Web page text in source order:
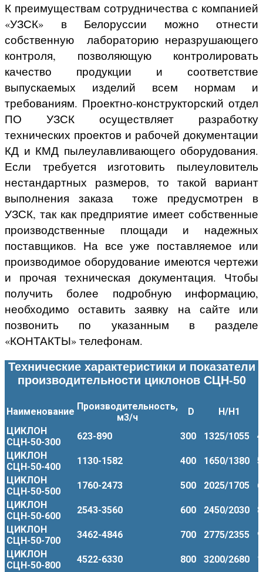
К преимуществам сотрудничества с компанией
«УЗСК» в Белоруссии можно отнести
собственную лабораторию неразрушающего
контроля, позволяющую контролировать
качество продукции и соответствие
выпускаемых изделий всем нормам и
требованиям. Проектно-конструкторский отдел
ПО УЗСК осуществляет разработку
технических проектов и рабочей документации
КД и КМД пылеулавливающего оборудования.
Если требуется изготовить пылеуловитель
нестандартных размеров, то такой вариант
выполнения заказа тоже предусмотрен в
УЗСК, так как предприятие имеет собственные
производственные площади и надежных
поставщиков. На все уже поставляемое или
производимое оборудование имеются чертежи
и прочая техническая документация. Чтобы
получить более подробную информацию,
необходимо оставить заявку на сайте или
позвонить по указанным в разделе
«КОНТАКТЫ» телефонам.
Технические характеристики и показатели
производительности циклонов СЦН-50
Наименование Производительность,
м3/ч
D
H/H1
ЦИКЛОН
СЦН-50-300
623-890 300 1325/1055
ЦИКЛОН
СЦН-50-400
1130-1582 400 1650/1380
ЦИКЛОН
СЦН-50-500
1760-2473 500 2025/1705
ЦИКЛОН
СЦН-50-600
2543-3560 600 2450/2030
ЦИКЛОН
СЦН-50-700
3462-4846 700 2775/2355
ЦИКЛОН
СЦН-50-800
4522-6330 800 3200/2680